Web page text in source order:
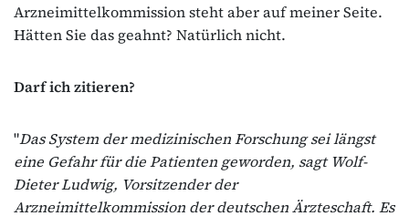
Arzneimittelkommission steht aber auf meiner Seite.
Hätten Sie das geahnt? Natürlich nicht.
Darf ich zitieren?
"Das System der medizinischen Forschung sei längst
eine Gefahr für die Patienten geworden, sagt Wolf-
Dieter Ludwig, Vorsitzender der
Arzneimittelkommission der deutschen Ärzteschaft. Es